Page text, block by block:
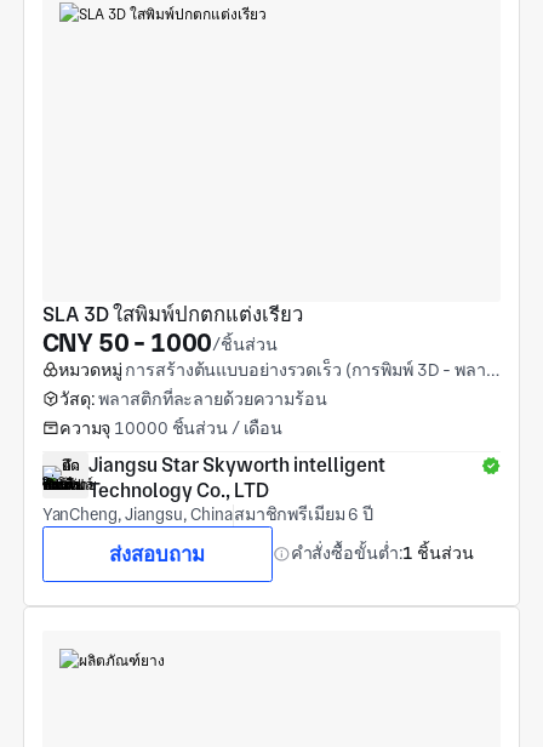
SLA 3D ใสพิมพ์ปกตกแต่งเรียว
CNY 50 - 1000/ชิ้นส่วน
หมวดหมู่ การสร้างต้นแบบอย่างรวดเร็ว (การพิมพ์ 3D - พลาสติก)
วัสดุ: พลาสติกที่ละลายด้วยความร้อน
ความจุ 10000 ชิ้นส่วน / เดือน
Jiangsu Star Skyworth intelligent
Technology Co., LTD
YanCheng, Jiangsu, Chinaสมาชิกพรีเมียม 6 ปี
ส่งสอบถาม คำสั่งซื้อขั้นต่ำ:1 ชิ้นส่วน